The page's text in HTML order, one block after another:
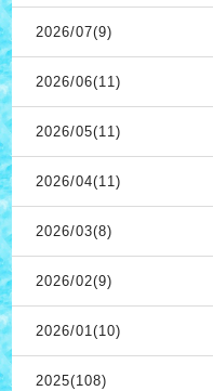
2026/07(9)
2026/06(11)
2026/05(11)
2026/04(11)
2026/03(8)
2026/02(9)
2026/01(10)
2025(108)